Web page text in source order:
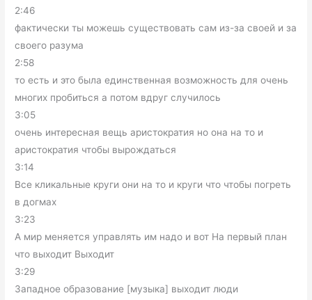
2:46
фактически ты можешь существовать сам из-за своей и за
своего разума
2:58
то есть и это была единственная возможность для очень
многих пробиться а потом вдруг случилось
3:05
очень интересная вещь аристократия но она на то и
аристократия чтобы вырождаться
3:14
Все кликальные круги они на то и круги что чтобы погреть
в догмах
3:23
А мир меняется управлять им надо и вот На первый план
что выходит Выходит
3:29
Западное образование [музыка] выходит люди